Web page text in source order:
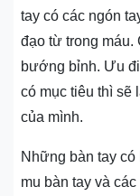
tay có các ngón
đạo từ trong máu.
bướng bỉnh. Ưu
có mục tiêu thì sẽ
của mình.
Những bàn tay
mu bàn tay và